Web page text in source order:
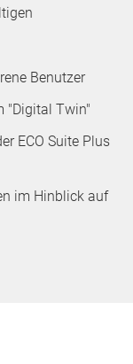
Benutzer
"Digital Twin"
ECO Suite Plus
im Hinblick auf